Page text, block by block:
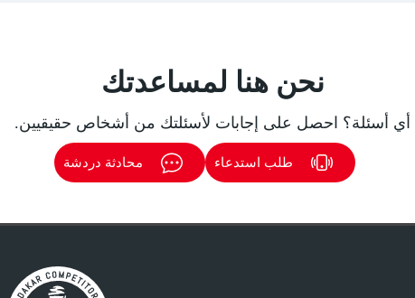
نحن هنا لمساعدتك
أي أسئلة؟ احصل على إجابات لأسئلتك من أشخاص حقيقيين.
طلب استدعاء محادثة دردشة